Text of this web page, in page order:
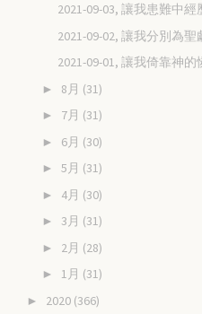
2021-09-03, 讓我患難中
2021-09-02, 讓我分別為
2021-09-01, 讓我倚靠神
► 8月 (31)
► 7月 (31)
► 6月 (30)
► 5月 (31)
► 4月 (30)
► 3月 (31)
► 2月 (28)
► 1月 (31)
► 2020 (366)